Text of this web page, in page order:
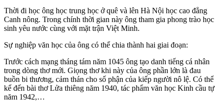
Thời đi học ông học trung học ở quê và lên Hà Nội học cao đẳng
Canh nông. Trong chính thời gian này ông tham gia phong trào học
sinh yêu nước cùng với mặt trận Việt Minh.
Sự nghiệp văn học của ông có thể chia thành hai giai đoạn:
Trước cách mạng tháng tám năm 1045 ông tạo danh tiếng cá nhân
trong dòng thơ mới. Giọng thơ khi này của ông phần lớn là đau
buồn bi thương, cảm thán cho số phận của kiếp người nô lệ. Có thể
kể đến bài thơ Lửa thiêng năm 1940, tác phẩm văn học Kinh cầu tự
năm 1942,…